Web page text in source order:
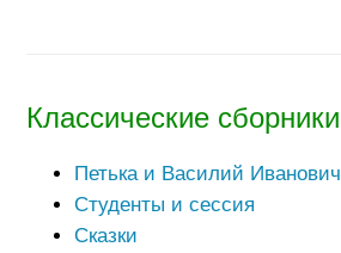
Классические сборники
Петька и Василий Иванович
Студенты и сессия
Сказки